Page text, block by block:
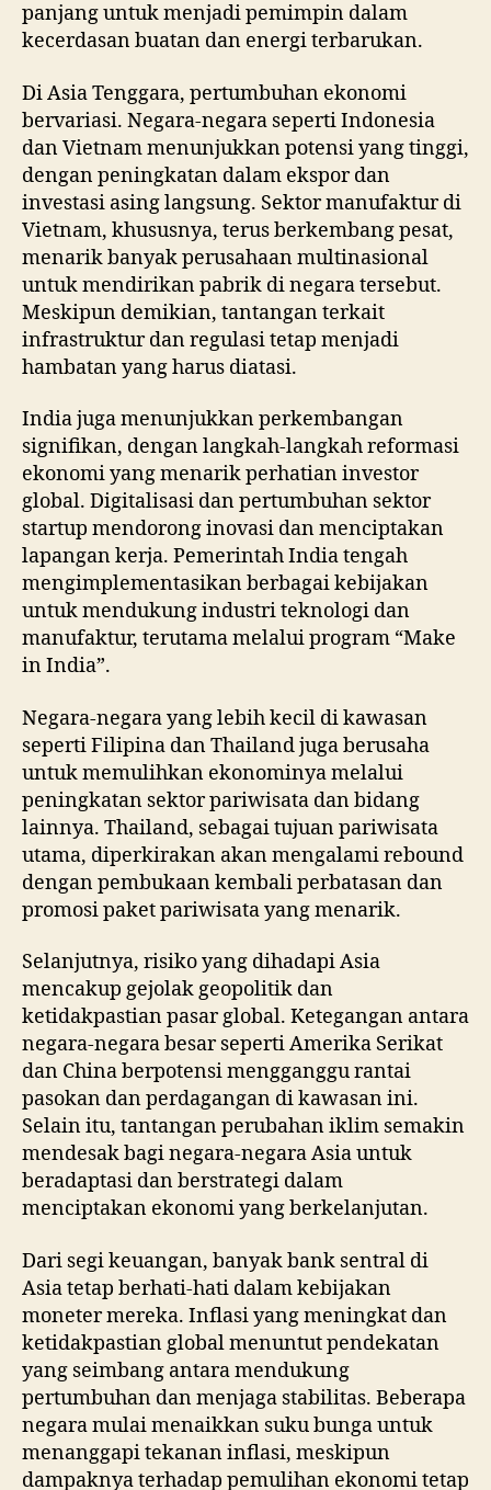
panjang untuk menjadi pemimpin dalam
kecerdasan buatan dan energi terbarukan.
Di Asia Tenggara, pertumbuhan ekonomi
bervariasi. Negara-negara seperti Indonesia
dan Vietnam menunjukkan potensi yang tinggi,
dengan peningkatan dalam ekspor dan
investasi asing langsung. Sektor manufaktur di
Vietnam, khususnya, terus berkembang pesat,
menarik banyak perusahaan multinasional
untuk mendirikan pabrik di negara tersebut.
Meskipun demikian, tantangan terkait
infrastruktur dan regulasi tetap menjadi
hambatan yang harus diatasi.
India juga menunjukkan perkembangan
signifikan, dengan langkah-langkah reformasi
ekonomi yang menarik perhatian investor
global. Digitalisasi dan pertumbuhan sektor
startup mendorong inovasi dan menciptakan
lapangan kerja. Pemerintah India tengah
mengimplementasikan berbagai kebijakan
untuk mendukung industri teknologi dan
manufaktur, terutama melalui program “Make
in India”.
Negara-negara yang lebih kecil di kawasan
seperti Filipina dan Thailand juga berusaha
untuk memulihkan ekonominya melalui
peningkatan sektor pariwisata dan bidang
lainnya. Thailand, sebagai tujuan pariwisata
utama, diperkirakan akan mengalami rebound
dengan pembukaan kembali perbatasan dan
promosi paket pariwisata yang menarik.
Selanjutnya, risiko yang dihadapi Asia
mencakup gejolak geopolitik dan
ketidakpastian pasar global. Ketegangan antara
negara-negara besar seperti Amerika Serikat
dan China berpotensi mengganggu rantai
pasokan dan perdagangan di kawasan ini.
Selain itu, tantangan perubahan iklim semakin
mendesak bagi negara-negara Asia untuk
beradaptasi dan berstrategi dalam
menciptakan ekonomi yang berkelanjutan.
Dari segi keuangan, banyak bank sentral di
Asia tetap berhati-hati dalam kebijakan
moneter mereka. Inflasi yang meningkat dan
ketidakpastian global menuntut pendekatan
yang seimbang antara mendukung
pertumbuhan dan menjaga stabilitas. Beberapa
negara mulai menaikkan suku bunga untuk
menanggapi tekanan inflasi, meskipun
dampaknya terhadap pemulihan ekonomi tetap